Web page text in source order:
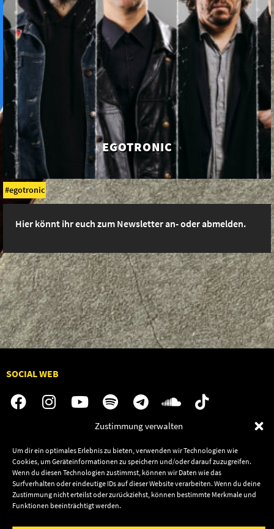
Zustimmung verwalten
Um dir ein optimales Erlebnis zu bieten, verwenden wir Technologien wie
Cookies, um Geräteinformationen zu speichern und/oder darauf zuzugreifen.
Wenn du diesen Technologien zustimmst, können wir Daten wie das
Surfverhalten oder eindeutige IDs auf dieser Website verarbeiten. Wenn du deine
Zustimmung nicht erteilst oder zurückziehst, können bestimmte Merkmale und
Funktionen beeinträchtigt werden.
EGOTRONIC
egotronic
Hier könnt ihr euch zum Newsletter an- oder abmelden.
SOCIAL WEB
News
Artists
Releases
Friends
Kontakt
Termine
Shop